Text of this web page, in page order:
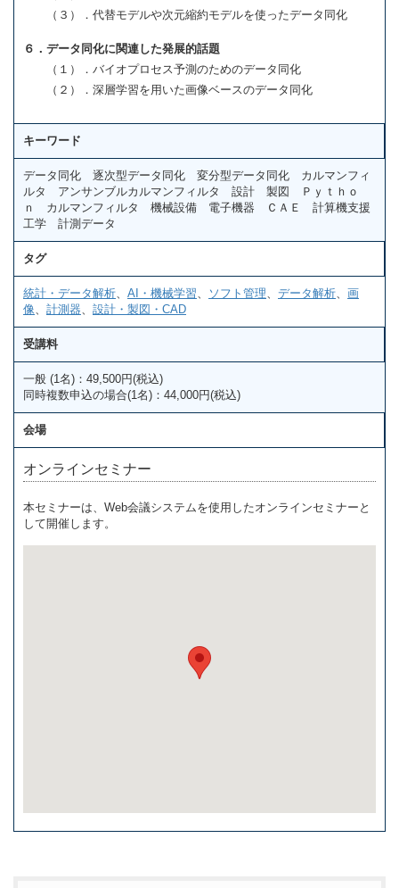
（３）．代替モデルや次元縮約モデルを使ったデータ同化
６．データ同化に関連した発展的話題
（１）．バイオプロセス予測のためのデータ同化
（２）．深層学習を用いた画像ベースのデータ同化
キーワード
データ同化 逐次型データ同化 変分型データ同化 カルマンフィ
ルタ アンサンブルカルマンフィルタ 設計 製図 Ｐｙｔｈｏ
ｎ カルマンフィルタ 機械設備 電子機器 ＣＡＥ 計算機支援
工学 計測データ
タグ
統計・データ解析、 AI・機械学習、 ソフト管理、 データ解析、 画
像、 計測器、 設計・製図・CAD
受講料
一般 (1名)：49,500円(税込)
同時複数申込の場合(1名)：44,000円(税込)
会場
オンラインセミナー
本セミナーは、Web会議システムを使用したオンラインセミナーと
して開催します。